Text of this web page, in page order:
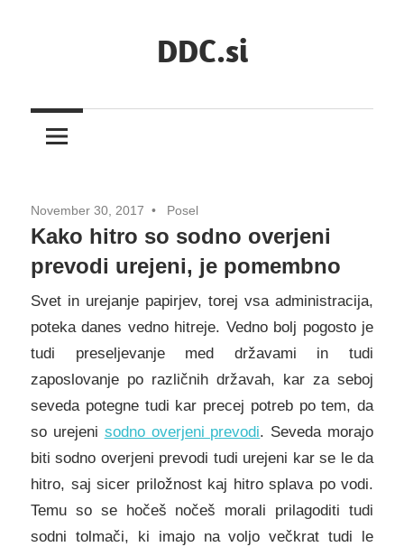
DDC.si
November 30, 2017 Posel
Kako hitro so sodno overjeni
prevodi urejeni, je pomembno
Svet in urejanje papirjev, torej vsa administracija,
poteka danes vedno hitreje. Vedno bolj pogosto je
tudi preseljevanje med državami in tudi
zaposlovanje po različnih državah, kar za seboj
seveda potegne tudi kar precej potreb po tem, da
so urejeni sodno overjeni prevodi. Seveda morajo
biti sodno overjeni prevodi tudi urejeni kar se le da
hitro, saj sicer priložnost kaj hitro splava po vodi.
Temu so se hočeš nočeš morali prilagoditi tudi
sodni tolmači, ki imajo na voljo večkrat tudi le